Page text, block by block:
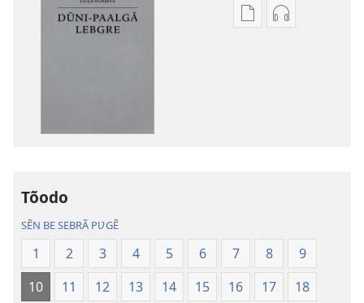
OptionsOptions
Tõodo
SẼN BE SEBRÃ PƲGẼ
1 2 3 4 5 6 7 8
9
10
11 12 13 14 15 16 17
18